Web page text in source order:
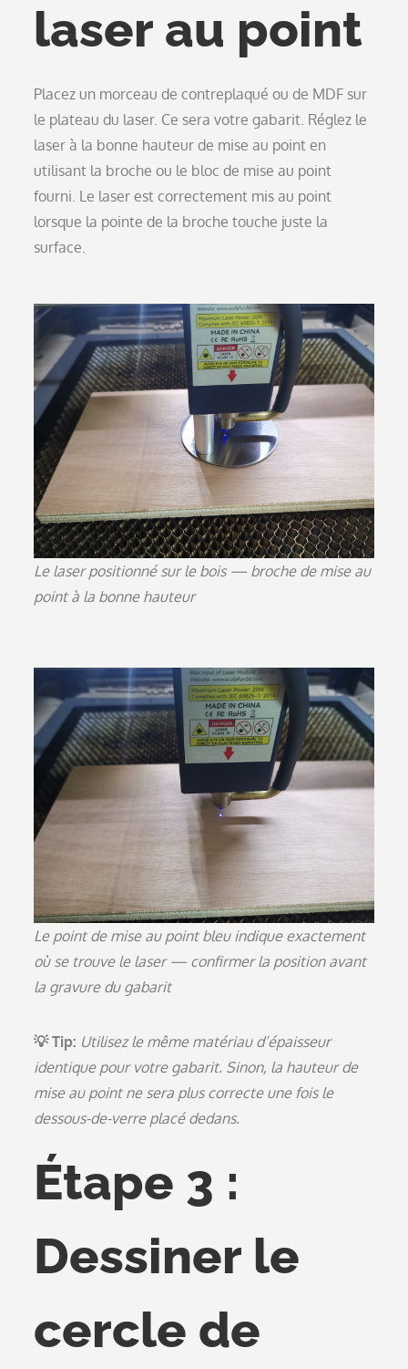
laser au point
Placez un morceau de contreplaqué ou de MDF sur
le plateau du laser. Ce sera votre gabarit. Réglez le
laser à la bonne hauteur de mise au point en
utilisant la broche ou le bloc de mise au point
fourni. Le laser est correctement mis au point
lorsque la pointe de la broche touche juste la
surface.
Le laser positionné sur le bois — broche de mise au
point à la bonne hauteur
Le point de mise au point bleu indique exactement
où se trouve le laser — confirmer la position avant
la gravure du gabarit
💡 Tip: Utilisez le même matériau d’épaisseur
identique pour votre gabarit. Sinon, la hauteur de
mise au point ne sera plus correcte une fois le
dessous-de-verre placé dedans.
Étape 3 :
Dessiner le
cercle de